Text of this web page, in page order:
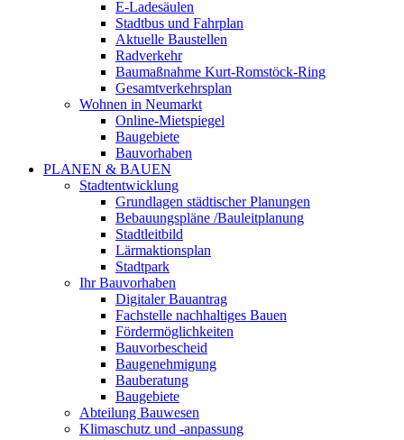
E-Ladesäulen
Stadtbus und Fahrplan
Aktuelle Baustellen
Radverkehr
Baumaßnahme Kurt-Romstöck-Ring
Gesamtverkehrsplan
Wohnen in Neumarkt
Online-Mietspiegel
Baugebiete
Bauvorhaben
PLANEN & BAUEN
Stadtentwicklung
Grundlagen städtischer Planungen
Bebauungspläne /Bauleitplanung
Stadtleitbild
Lärmaktionsplan
Stadtpark
Ihr Bauvorhaben
Digitaler Bauantrag
Fachstelle nachhaltiges Bauen
Fördermöglichkeiten
Bauvorbescheid
Baugenehmigung
Bauberatung
Baugebiete
Abteilung Bauwesen
Klimaschutz und -anpassung